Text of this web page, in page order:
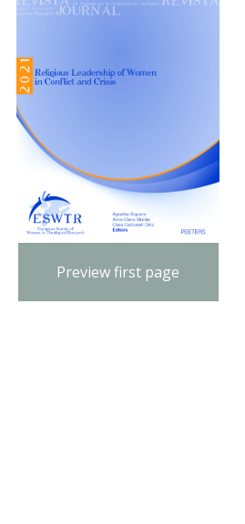
Preview first page